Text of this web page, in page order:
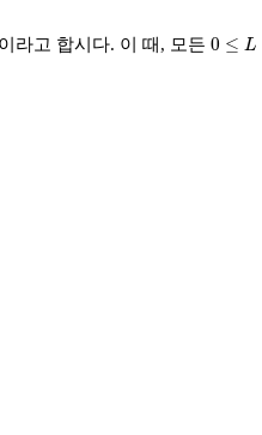
라고 합시다. 이 때, 모든 0 ≤ L
0 L ≤R